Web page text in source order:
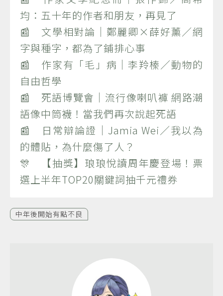
均：五十年的作者和朋友，再見了
📰 文學相對論｜鄭麗卿×薛好薰／網
字與種字，都為了鋪排心事
📰 作家有「毛」病｜李羚榛／動物的
自由哲學
📰 死語博覽會｜流行像喇叭褲 網路潮
語像中筒襪！當我們再次說起死語
📰 日常辯論證｜Jamia Wei／我以為
的體貼，為什麼傷了人？
🎊 【抽獎】琅琅悅讀周年慶登場！票
選上半年TOP20關鍵詞抽千元禮券
中年後開始有點不良